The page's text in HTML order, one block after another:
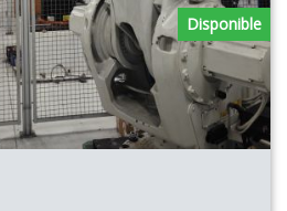
Disponible